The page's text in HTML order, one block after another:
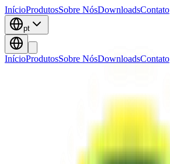
InícioProdutosSobre NósDownloadsContato
pt
InícioProdutosSobre NósDownloadsContato